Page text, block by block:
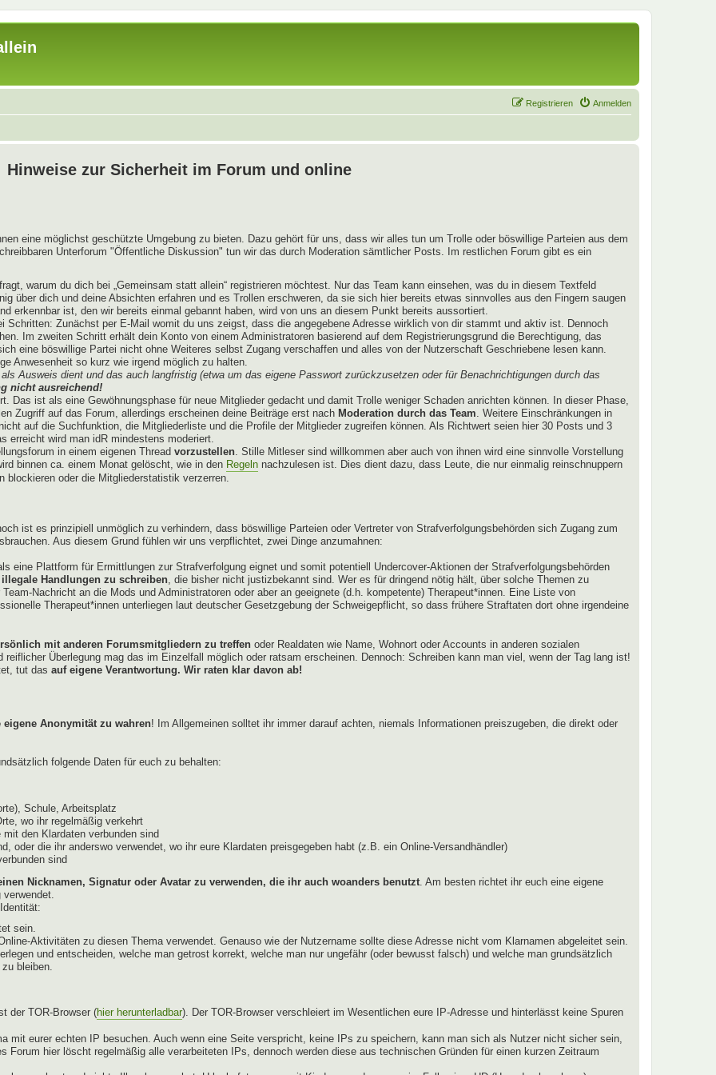
Anmelden
Registrieren
Hinweise zur Sicherheit im Forum und online
eine möglichst geschützte Umgebung zu bieten. Dazu gehört für uns, dass wir alles tun um Trolle oder böswillige Parteien aus dem
Unterforum "Öffentliche Diskussion" tun wir das durch Moderation sämtlicher Posts. Im restlichen Forum gibt es ein
warum du dich bei „Gemeinsam statt allein“ registrieren möchtest. Nur das Team kann einsehen, was du in diesem Textfeld
über dich und deine Absichten erfahren und es Trollen erschweren, da sie sich hier bereits etwas sinnvolles aus den Fingern saugen
erkennbar ist, den wir bereits einmal gebannt haben, wird von uns an diesem Punkt bereits aussortiert.
Schritten: Zunächst per E-Mail womit du uns zeigst, dass die angegebene Adresse wirklich von dir stammt und aktiv ist. Dennoch
Im zweiten Schritt erhält dein Konto von einem Administratoren basierend auf dem Registrierungsgrund die Berechtigung, das
eine böswillige Partei nicht ohne Weiteres selbst Zugang verschaffen und alles von der Nutzerschaft Geschriebene lesen kann.
Anwesenheit so kurz wie irgend möglich zu halten.
Ausweis dient und das auch langfristig (etwa um das eigene Passwort zurückzusetzen oder für Benachrichtigungen durch das
nicht ausreichend!
Das ist als eine Gewöhnungsphase für neue Mitglieder gedacht und damit Trolle weniger Schaden anrichten können. In dieser Phase,
Zugriff auf das Forum, allerdings erscheinen deine Beiträge erst nach Moderation durch das Team . Weitere Einschränkungen in
auf die Suchfunktion, die Mitgliederliste und die Profile der Mitglieder zugreifen können. Als Richtwert seien hier 30 Posts und 3
erreicht wird man idR mindestens moderiert.
in einem eigenen Thread vorzustellen . Stille Mitleser sind willkommen aber auch von ihnen wird eine sinnvolle Vorstellung
binnen ca. einem Monat gelöscht, wie in den Regeln nachzulesen ist. Dies dient dazu, dass Leute, die nur einmalig reinschnuppern
blockieren oder die Mitgliederstatistik verzerren.
ist es prinzipiell unmöglich zu verhindern, dass böswillige Parteien oder Vertreter von Strafverfolgungsbehörden sich Zugang zum
Aus diesem Grund fühlen wir uns verpflichtet, zwei Dinge anzumahnen:
eine Plattform für Ermittlungen zur Strafverfolgung eignet und somit potentiell Undercover-Aktionen der Strafverfolgungsbehörden
Handlungen zu schreiben , die bisher nicht justizbekannt sind. Wer es für dringend nötig hält, über solche Themen zu
Nachricht an die Mods und Administratoren oder aber an geeignete (d.h. kompetente) Therapeut*innen. Eine Liste von
Therapeut*innen unterliegen laut deutscher Gesetzgebung der Schweigepflicht, so dass frühere Straftaten dort ohne irgendeine
mit anderen Forumsmitgliedern zu treffen oder Realdaten wie Name, Wohnort oder Accounts in anderen sozialen
Überlegung mag das im Einzelfall möglich oder ratsam erscheinen. Dennoch: Schreiben kann man viel, wenn der Tag lang ist!
tut das auf eigene Verantwortung. Wir raten klar davon ab!
eigene Anonymität zu wahren! Im Allgemeinen solltet ihr immer darauf achten, niemals Informationen preiszugeben, die direkt oder
folgende Daten für euch zu behalten:
Schule, Arbeitsplatz
wo ihr regelmäßig verkehrt
den Klardaten verbunden sind
oder die ihr anderswo verwendet, wo ihr eure Klardaten preisgegeben habt (z.B. ein Online-Versandhändler)
sind
Nicknamen, Signatur oder Avatar zu verwenden, die ihr auch woanders benutzt . Am besten richtet ihr euch eine eigene
sein.
Aktivitäten zu diesen Thema verwendet. Genauso wie der Nutzername sollte diese Adresse nicht vom Klarnamen abgeleitet sein.
und entscheiden, welche man getrost korrekt, welche man nur ungefähr (oder bewusst falsch) und welche man grundsätzlich
bleiben.
der TOR-Browser (hier herunterladbar). Der TOR-Browser verschleiert im Wesentlichen eure IP-Adresse und hinterlässt keine Spuren
mit eurer echten IP besuchen. Auch wenn eine Seite verspricht, keine IPs zu speichern, kann man sich als Nutzer nicht sicher sein,
Forum hier löscht regelmäßig alle verarbeiteten IPs, dennoch werden diese aus technischen Gründen für einen kurzen Zeitraum